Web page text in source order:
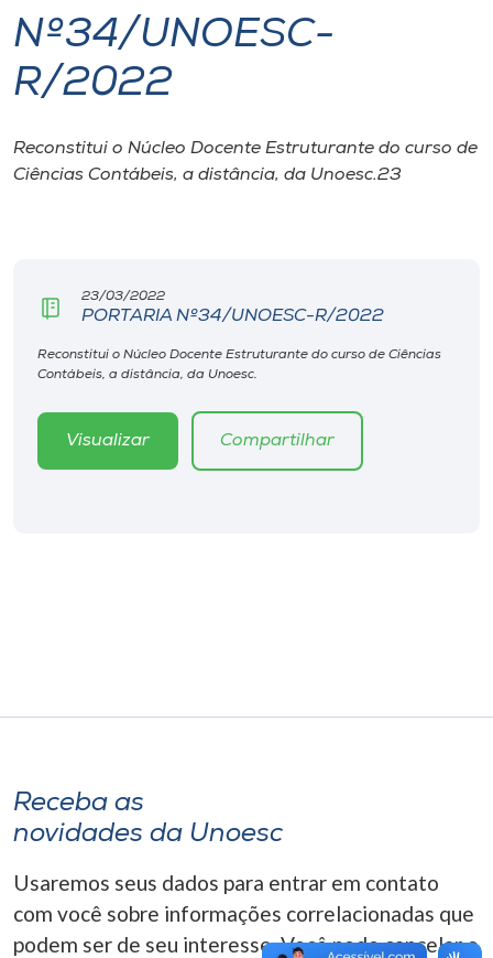
I.nova
Cultura
Biblioteca
Editora
Rádio
o idioma
A-
Nº34/UNOESC-
R/2022
Reconstitui o Núcleo Docente Estruturante do curso de
Ciências Contábeis, a distância, da Unoesc.23
23/03/2022
PORTARIA Nº34/UNOESC-R/2022
Reconstitui o Núcleo Docente Estruturante do curso de Ciências
Contábeis, a distância, da Unoesc.
Visualizar Compartilhar
Receba as
novidades da Unoesc
Usaremos seus dados para entrar em contato
com você sobre informações correlacionadas que
podem ser de seu interesse. Você pode cancelar o